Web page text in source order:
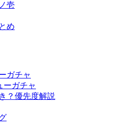
壱
め
ガチャ
ーガチャ
？優先度解説